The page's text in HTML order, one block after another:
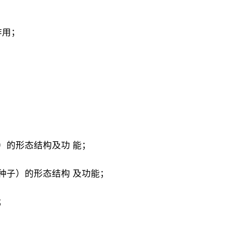
；
的形态结构及功 能；
）的形态结构 及功能；